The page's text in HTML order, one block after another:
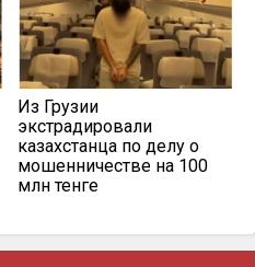
Из Грузии
экстрадировали
казахстанца по делу о
мошенничестве на 100
млн тенге